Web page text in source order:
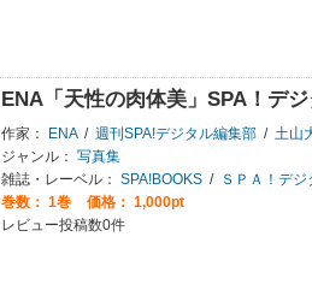
ENA「天性の肉体美」SPA！デ
作家： ENA / 週刊SPA!デジタル編集部 / 土山
ジャンル： 写真集
雑誌・レーベル： SPA!BOOKS /
ＳＰＡ！デ
巻数： 1巻
価格： 1,000pt
レビュー投稿数0件